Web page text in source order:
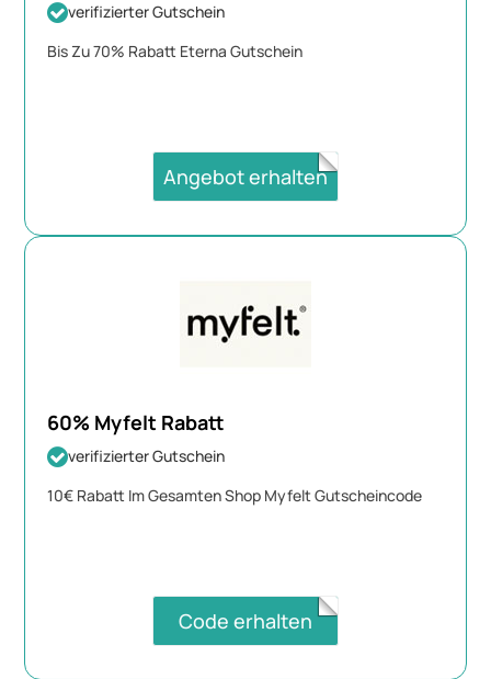
verifizierter Gutschein
Bis Zu 70% Rabatt Eterna Gutschein
Angebot erhalten
60% Myfelt Rabatt
verifizierter Gutschein
10€ Rabatt Im Gesamten Shop Myfelt Gutscheincode
Code erhalten